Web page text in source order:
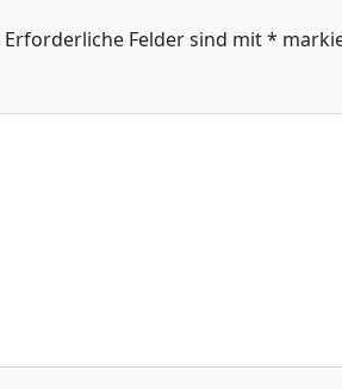
Erforderliche Felder sind mit*